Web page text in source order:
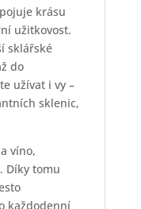
krásu
užitkovost.
sklářské
do
užívat i vy –
sklenic,
víno,
Díky tomu
každodenní